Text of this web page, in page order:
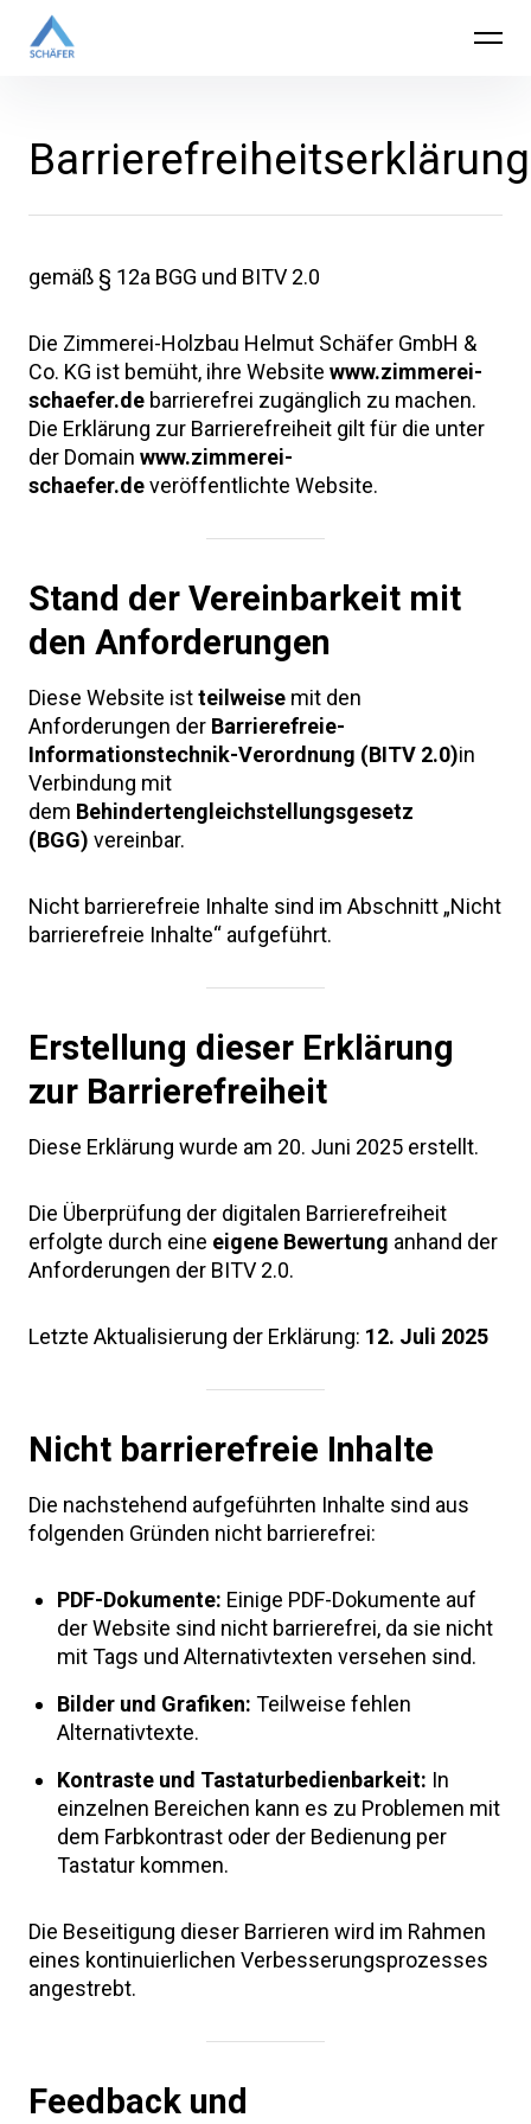
Zimmerei-Holzbau Helmut Schäfer
Barrierefreiheitserklärung
gemäß § 12a BGG und BITV 2.0
Die Zimmerei-Holzbau Helmut Schäfer GmbH &
Co. KG ist bemüht, ihre Website www.zimmerei-
schaefer.de barrierefrei zugänglich zu machen.
Die Erklärung zur Barrierefreiheit gilt für die unter
der Domain www.zimmerei-
schaefer.deveröffentlichte Website.
Stand der Vereinbarkeit mit
den Anforderungen
Diese Website istteilweise mit den
Anforderungen der Barrierefreie-
Informationstechnik-Verordnung (BITV 2.0)in
Verbindung mit
dem Behindertengleichstellungsgesetz
(BGG) vereinbar.
Nicht barrierefreie Inhalte sind im Abschnitt „Nicht
barrierefreie Inhalte“ aufgeführt.
Erstellung dieser Erklärung
zur Barrierefreiheit
Diese Erklärung wurde am 20. Juni 2025 erstellt.
Die Überprüfung der digitalen Barrierefreiheit
erfolgte durch eine eigene Bewertung anhand der
Anforderungen der BITV 2.0.
Letzte Aktualisierung der Erklärung: 12. Juli 2025
Nicht barrierefreie Inhalte
Die nachstehend aufgeführten Inhalte sind aus
folgenden Gründen nicht barrierefrei:
PDF-Dokumente: Einige PDF-Dokumente auf
der Website sind nicht barrierefrei, da sie nicht
mit Tags und Alternativtexten versehen sind.
Bilder und Grafiken: Teilweise fehlen
Alternativtexte.
Kontraste und Tastaturbedienbarkeit: In
einzelnen Bereichen kann es zu Problemen mit
dem Farbkontrast oder der Bedienung per
Tastatur kommen.
Die Beseitigung dieser Barrieren wird im Rahmen
eines kontinuierlichen Verbesserungsprozesses
angestrebt.
Feedback und